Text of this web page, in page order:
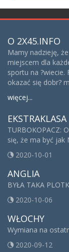
O 2X45.INFO
Mamy nadzieję,
miejscem dla
sportu na ?wiecie.
okazać się dobr?
więcej...
EKSTRAKLASA
TURBOKOPACZ:
się, że ma być jak
2020-10-01
ANGLIA
BYŁA TAKA
2020-10-06
WŁOCHY
Wymiana na
2020-09-12